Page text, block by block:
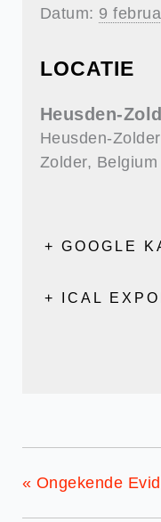
Datum: 9
LOCATIE
Heusden-
Heusden-Zolder
Zolder, Belgium
+ GOOGLE
+ ICAL
« Ongekende